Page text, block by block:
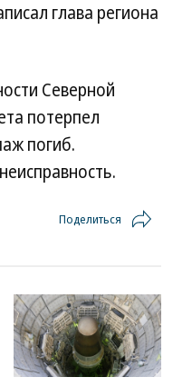
глава региона
Северной
потерпел
погиб.
Поделиться